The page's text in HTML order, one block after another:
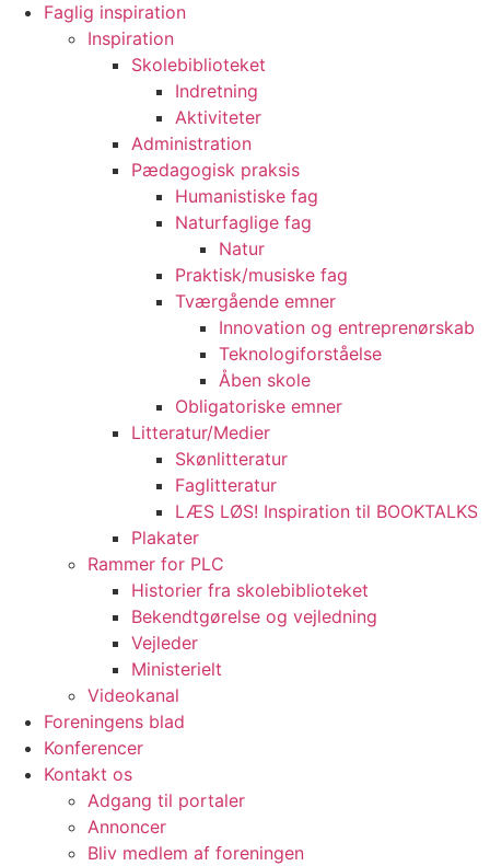
Faglig inspiration
Inspiration
Skolebiblioteket
Indretning
Aktiviteter
Administration
Pædagogisk praksis
Humanistiske fag
Naturfaglige fag
Natur
Praktisk/musiske fag
Tværgående emner
Innovation og entreprenørskab
Teknologiforståelse
Åben skole
Obligatoriske emner
Litteratur/Medier
Skønlitteratur
Faglitteratur
LÆS LØS! Inspiration til BOOKTALKS
Plakater
Rammer for PLC
Historier fra skolebiblioteket
Bekendtgørelse og vejledning
Vejleder
Ministerielt
Videokanal
Foreningens blad
Konferencer
Kontakt os
Adgang til portaler
Annoncer
Bliv medlem af foreningen